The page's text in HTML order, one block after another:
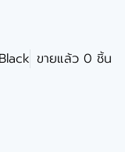
ขายแล้ว 0 ชิ้น